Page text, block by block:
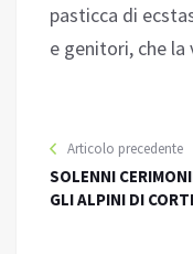
pasticca di
e genitori, che
Articolo precedente
SOLENNI
GLI ALPINI DI